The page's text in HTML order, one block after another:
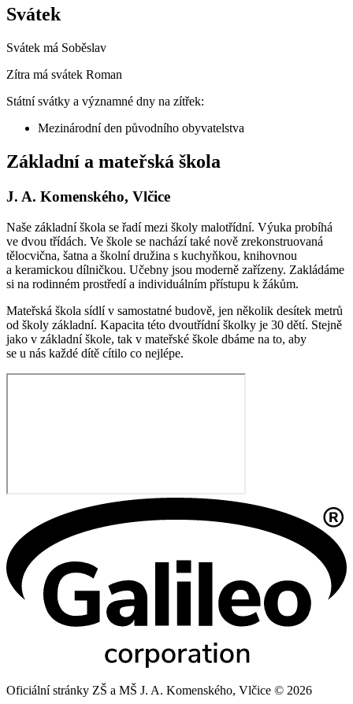
Svátek
Svátek má Soběslav
Zítra má svátek Roman
Státní svátky a významné dny na zítřek:
Mezinárodní den původního obyvatelstva
Základní a mateřská škola
J. A. Komenského, Vlčice
Naše základní škola se řadí mezi školy malotřídní. Výuka probíhá
ve dvou třídách. Ve škole se nachází také nově zrekonstruovaná
tělocvična, šatna a školní družina s kuchyňkou, knihovnou
a keramickou dílničkou. Učebny jsou moderně zařízeny. Zakládáme
si na rodinném prostředí a individuálním přístupu k žákům.
Mateřská škola sídlí v samostatné budově, jen několik desítek metrů
od školy základní. Kapacita této dvoutřídní školky je 30 dětí. Stejně
jako v základní škole, tak v mateřské škole dbáme na to, aby
se u nás každé dítě cítilo co nejlépe.
Oficiální stránky ZŠ a MŠ J. A. Komenského, Vlčice © 2026